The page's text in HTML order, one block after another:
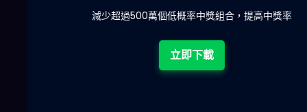
減少超過500萬個低概率中獎組合，提高中獎率
立即下載